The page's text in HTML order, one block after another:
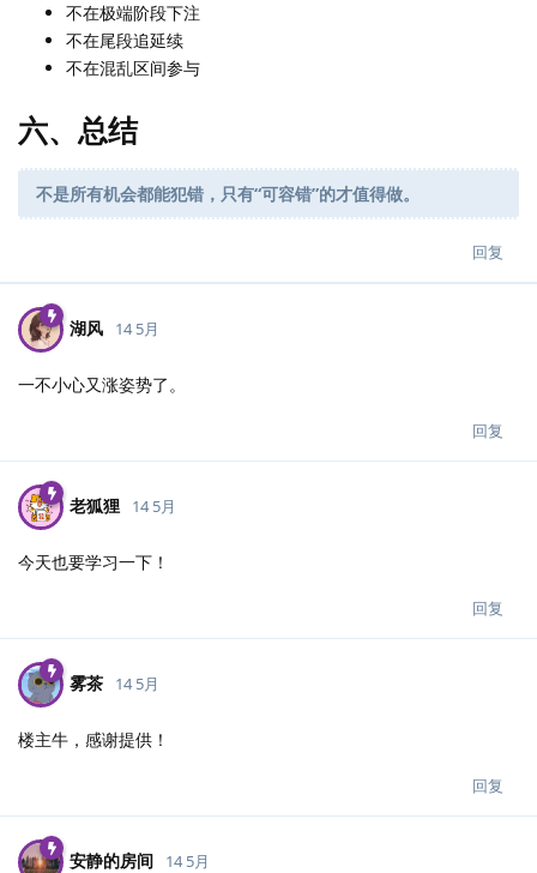
不在极端阶段下注
不在尾段追延续
不在混乱区间参与
六、总结
不是所有机会都能犯错，只有“可容错”的才值得做。
回复
湖风 14 5月
一不小心又涨姿势了。
回复
老狐狸 14 5月
今天也要学习一下！
回复
雾茶 14 5月
楼主牛，感谢提供！
回复
安静的房间 14 5月